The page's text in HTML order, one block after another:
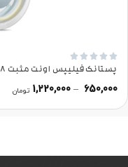





پستانک فیلیپس اونت مثبت 18 ماه الترا ایر SCF349/01
650,000
–
1,220,000 تومان